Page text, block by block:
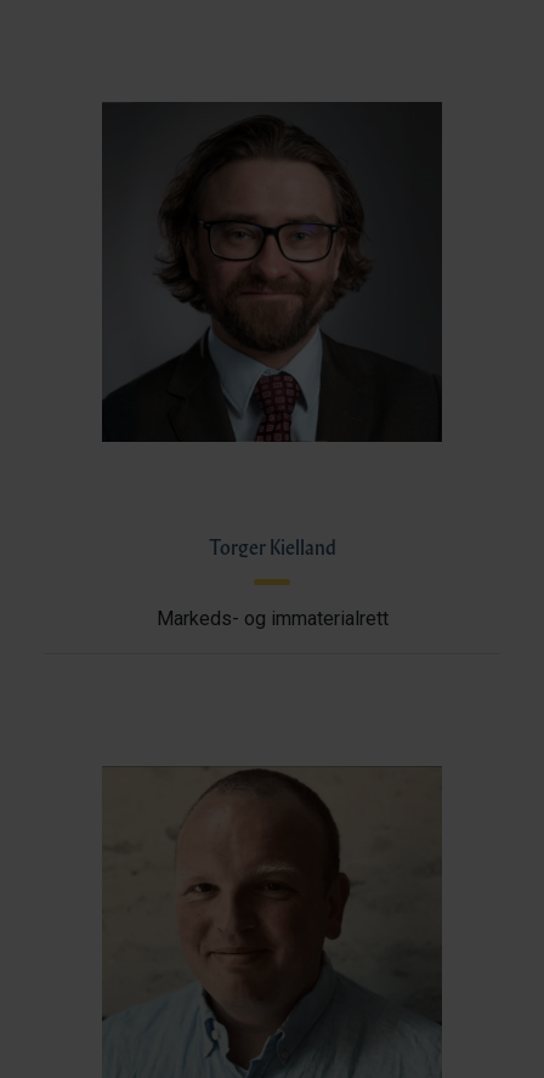
Torger Kielland
Markeds- og immaterialrett